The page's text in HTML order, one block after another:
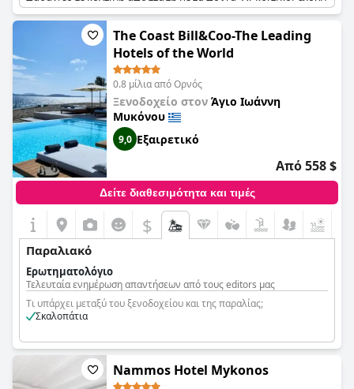
επαινέσει την εξαιρετική πρόσβαση του ξενοδοχείου στην
παραλία, ενώ ορισμένοι αναφέρουν ότι η παραλία βρίσκεται
ακριβώς μπροστά από το ξενοδοχείο. Τα καθαρά νερά και τα
διάφορα κλαμπ στην παραλία έχουν περιγραφεί ως υπέροχα.
Αν και η παραλία είναι λίγο γεμάτη, καθώς είναι δημόσια, η
τοποθεσία του ξενοδοχείου κοντά σε αυτήν παραμένει πόλος
έλξης για τους επισκέπτες. Το ξενοδοχείο βρίσκεται σε βολική
τοποθεσία 15 λεπτά μακριά από την πόλη της Μυκόνου με το
λεωφορείο, γεγονός που το καθιστά εξαιρετική επιλογή για
τους τουρίστες.
The Coast Bill&Coo-The Leading
Hotels of the World
0.8 μίλια από Ορνός
Ξενοδοχείο στον Άγιο Ιωάννη
Μυκόνου
9,0 Εξαιρετικό
Από 558 $
Δείτε διαθεσιμότητα και τιμές
$
Παραλιακό
Ερωτηματολόγιο
Τελευταία ενημέρωση απαντήσεων από τους editors μας
Τι υπάρχει μεταξύ του ξενοδοχείου και της παραλίας;
Σκαλοπάτια
Nammos Hotel Mykonos